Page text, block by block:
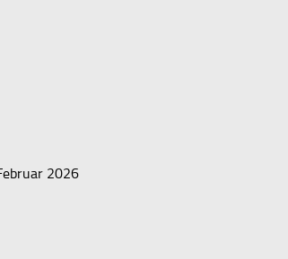
2026